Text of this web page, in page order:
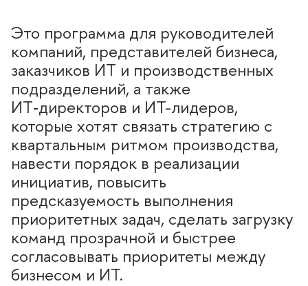
Это программа для руководителей
компаний, представителей бизнеса,
заказчиков ИТ и производственных
подразделений, а также
ИТ‑директоров и ИТ-лидеров,
которые хотят связать стратегию с
квартальным ритмом производства,
навести порядок в реализации
инициатив, повысить
предсказуемость выполнения
приоритетных задач, сделать загрузку
команд прозрачной и быстрее
согласовывать приоритеты между
изнесом и ИТ.